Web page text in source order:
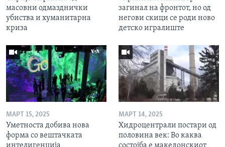
масовни одмазднички
убиства и хуманитарна
криза
загинал на фронтот, но од
негови скици се роди ново
детско игралиште
МАРТ 15, 2025
Уметноста добива нова
форма со вештачката
МАРТ 14, 2025
Хидроцентрали постари од
половина век: Во каква